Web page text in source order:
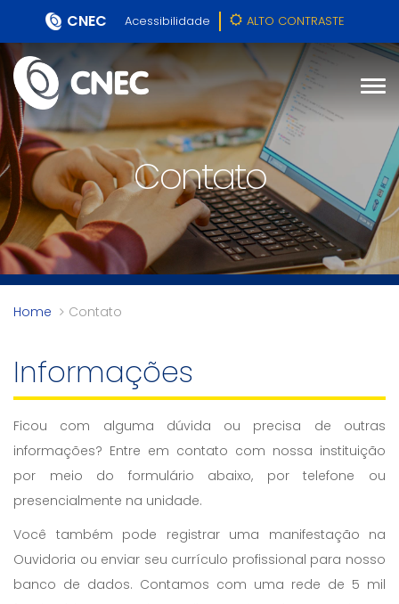
CNEC Acessibilidade ALTO CONTRASTE
Contato
Home Contato
Informações
Ficou com alguma dúvida ou precisa de outras
informações? Entre em contato com nossa instituição
por meio do formulário abaixo, por telefone ou
presencialmente na unidade.
Você também pode registrar uma manifestação na
Ouvidoria ou enviar seu currículo profissional para nosso
banco de dados. Contamos com uma rede de 5 mil